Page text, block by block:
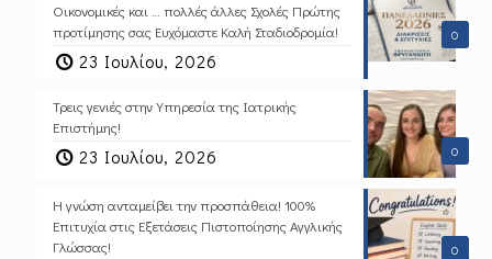
0
Οικονομικές και … πολλές άλλες Σχολές Πρώτης
προτίμησης σας Ευχόμαστε Καλή Σταδιοδρομία!
23 Ιουλίου, 2026
0
Τρεις γενιές στην Υπηρεσία της Ιατρικής
Επιστήμης!
23 Ιουλίου, 2026
0
Η γνώση ανταμείβει την προσπάθεια! 100%
Επιτυχία στις Εξετάσεις Πιστοποίησης Αγγλικής
Γλώσσας!